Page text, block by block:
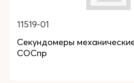
11519-01
Секундомеры
СОСпр